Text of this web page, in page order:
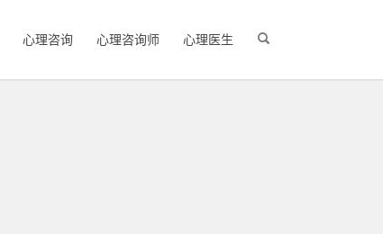
心理咨询 心理咨询师 心理医生